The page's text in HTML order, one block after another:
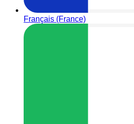
Français (France)